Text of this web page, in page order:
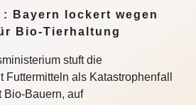
: Bayern lockert wegen
Bio-Tierhaltung
stuft die
als Katastrophenfall
Bio-Bauern, auf